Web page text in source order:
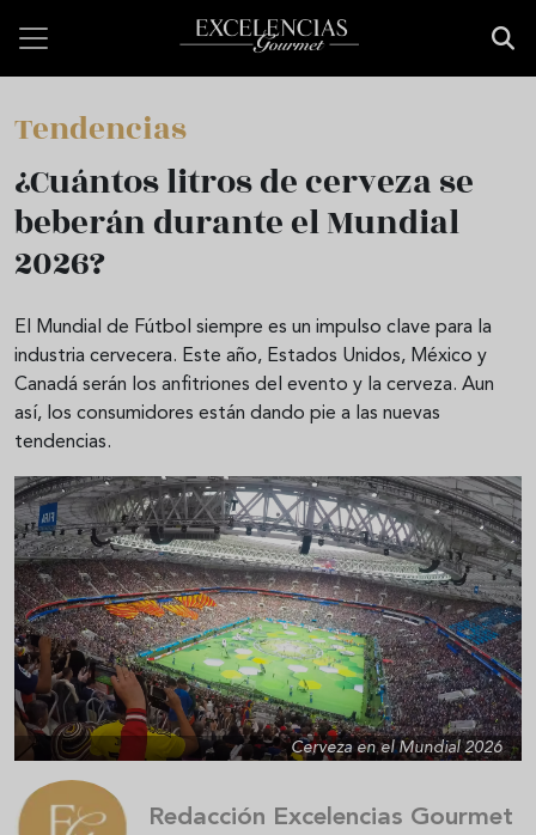
Tendencias
¿Cuántos litros de cerveza se
beberán durante el Mundial
2026?
El Mundial de Fútbol siempre es un impulso clave para la
industria cervecera. Este año, Estados Unidos, México y
Canadá serán los anfitriones del evento y la cerveza. Aun
así, los consumidores están dando pie a las nuevas
tendencias.
Cerveza en el Mundial 2026
Redacción Excelencias Gourmet